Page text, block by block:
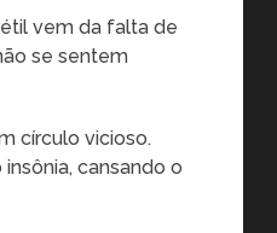
vem da falta de
se sentem
círculo vicioso.
cansando o